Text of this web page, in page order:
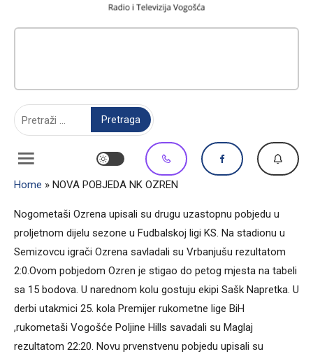
Home » NOVA POBJEDA NK OZREN
Nogometaši Ozrena upisali su drugu uzastopnu pobjedu u
proljetnom dijelu sezone u Fudbalskoj ligi KS. Na stadionu u
Semizovcu igrači Ozrena savladali su Vrbanjušu rezultatom
2:0.Ovom pobjedom Ozren je stigao do petog mjesta na tabeli
sa 15 bodova. U narednom kolu gostuju ekipi Sašk Napretka. U
derbi utakmici 25. kola Premijer rukometne lige BiH
,rukometaši Vogošće Poljine Hills savadali su Maglaj
rezultatom 22:20. Novu prvenstvenu pobjedu upisali su